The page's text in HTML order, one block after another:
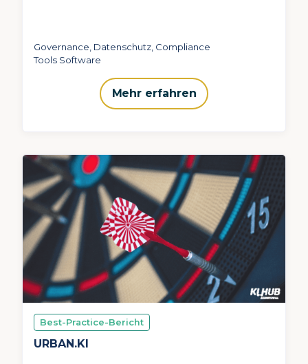
Governance, Datenschutz, Compliance
Tools Software
Mehr erfahren
Best-Practice-Bericht
URBAN.KI